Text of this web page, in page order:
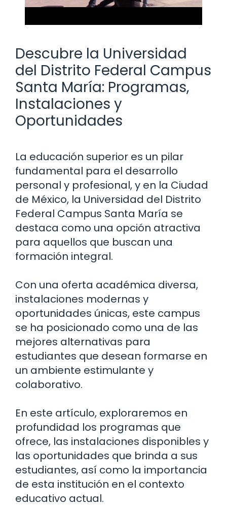
Descubre la Universidad
del Distrito Federal Campus
Santa María: Programas,
Instalaciones y
Oportunidades
La educación superior es un pilar
fundamental para el desarrollo
personal y profesional, y en la Ciudad
de México, la Universidad del Distrito
Federal Campus Santa María se
destaca como una opción atractiva
para aquellos que buscan una
formación integral.
Con una oferta académica diversa,
instalaciones modernas y
oportunidades únicas, este campus
se ha posicionado como una de las
mejores alternativas para
estudiantes que desean formarse en
un ambiente estimulante y
colaborativo.
En este artículo, exploraremos en
profundidad los programas que
ofrece, las instalaciones disponibles y
las oportunidades que brinda a sus
estudiantes, así como la importancia
de esta institución en el contexto
educativo actual.